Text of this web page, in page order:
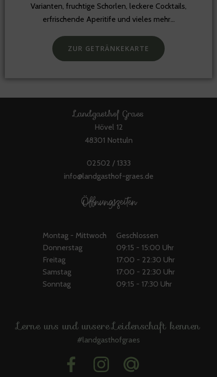
Varianten, fruchtige Schorlen, leckere Cocktails,
erfrischende Aperitife und vieles mehr…
ZUR GETRÄNKEKARTE
Landgasthof Graes
Hövel 12
48301 Nottuln
02502 / 1333
info@landgasthof-graes.de
Öffnungszeiten
Montag - Mittwoch
Donnerstag
Freitag
Samstag
Sonntag
Geschlossen
09:15 - 15:00 Uhr
17:00 - 22:30 Uhr
17:00 - 22:30 Uhr
09:15 - 17:30 Uhr
Lerne uns und unsere Leidenschaft kennen
#landgasthofgraes